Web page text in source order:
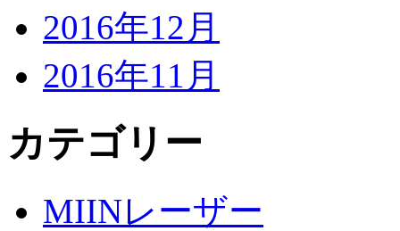
2016年12月
2016年11月
カテゴリー
MIINレーザー